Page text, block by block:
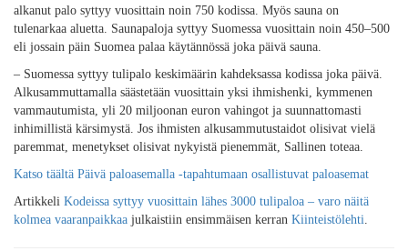
alkanut palo syttyy vuosittain noin 750 kodissa. Myös sauna on
tulenarkaa aluetta. Saunapaloja syttyy Suomessa vuosittain noin 450–500
eli jossain päin Suomea palaa käytännössä joka päivä sauna.
– Suomessa syttyy tulipalo keskimäärin kahdeksassa kodissa joka päivä.
Alkusammuttamalla säästetään vuosittain yksi ihmishenki, kymmenen
vammautumista, yli 20 miljoonan euron vahingot ja suunnattomasti
inhimillistä kärsimystä. Jos ihmisten alkusammutustaidot olisivat vielä
paremmat, menetykset olisivat nykyistä pienemmät, Sallinen toteaa.
Katso täältä Päivä paloasemalla -tapahtumaan osallistuvat paloasemat
Artikkeli Kodeissa syttyy vuosittain lähes 3000 tulipaloa – varo näitä
kolmea vaaranpaikkaa julkaistiin ensimmäisen kerran Kiinteistölehti.